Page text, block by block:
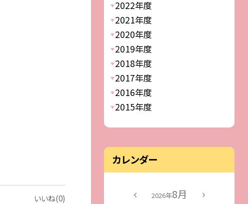
いいね(0)
2022年度
2021年度
2020年度
2019年度
2018年度
2017年度
2016年度
2015年度
カレンダー
2026年8月